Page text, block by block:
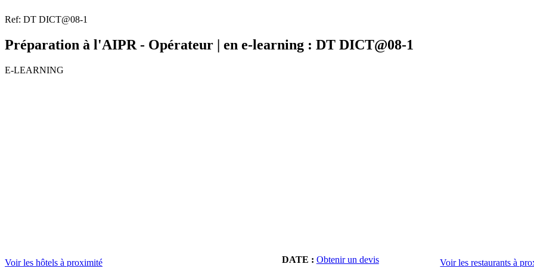
Ref: DT DICT@08-1
Préparation à l'AIPR - Opérateur | en e-learning : DT DICT@08-1
E-LEARNING
Voir les hôtels à proximité Voir les restaurants à
DATE : Obtenir un devis